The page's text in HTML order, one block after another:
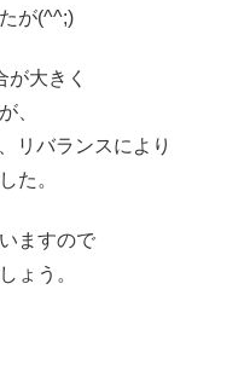
が(^^;)
大きく
、
リバランスにより
た。
ますので
ょう。